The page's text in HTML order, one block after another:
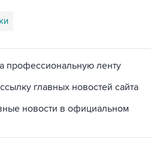
профессиональную ленту
главных новостей сайта
новости в официальном